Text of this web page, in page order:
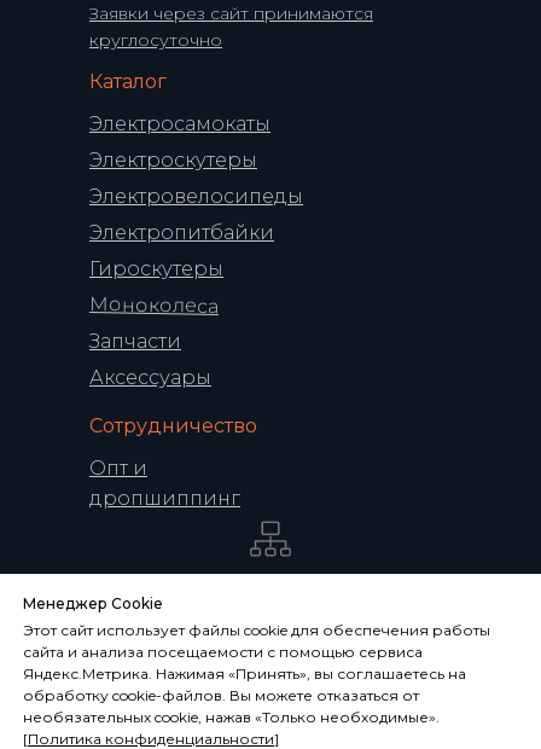
Политика конфиденциальности
Обработка персональных данных
Условия использования сайта
Данные о технических характеристиках,
описании, комплекте поставки и
внешнем виде носит ознакомительный
Электровелосипеды
Электропитбайки
Сотрудничество
Каталог
Электросамокаты
Электроскутеры
Гироскутеры
Запчасти
Аксессуары
Опт и
дропшиппинг
Заявки через сайт принимаются
круглосуточно
Моноколеса
Менеджер Cookie
Этот сайт использует файлы cookie для обеспечения работы
сайта и анализа посещаемости с помощью сервиса
Яндекс.Метрика. Нажимая «Принять», вы соглашаетесь на
обработку cookie-файлов. Вы можете отказаться от
необязательных cookie, нажав «Только необходимые».
[Политика конфиденциальности]